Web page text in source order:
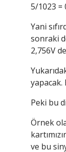
5/1023 =
Yani
sonraki
2,756V
yapacak.
Peki bu
Örnek
ve bu